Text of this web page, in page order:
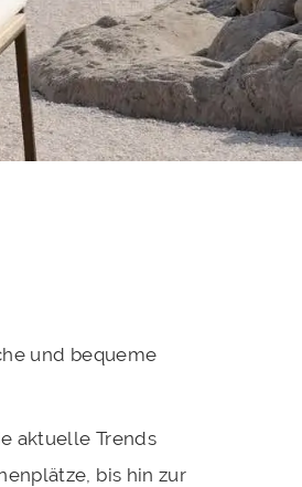
und bequeme
aktuelle Trends
bis hin zur